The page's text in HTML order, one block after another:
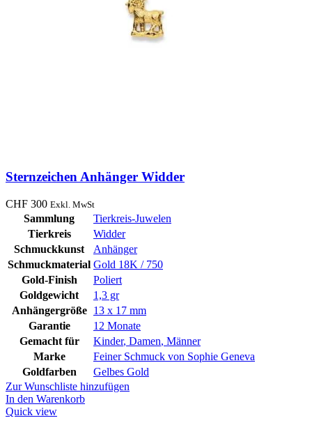
Sternzeichen Anhänger Widder
CHF 300 Exkl. MwSt
Sammlung
Tierkreis-Juwelen
Tierkreis
Widder
Schmuckkunst
Anhänger
Schmuckmaterial Gold 18K / 750
Gold-Finish
Poliert
Goldgewicht
1,3 gr
Anhängergröße
13 x 17 mm
Garantie
12 Monate
Gemacht für
Kinder, Damen, Männer
Marke
Feiner Schmuck von Sophie Geneva
Goldfarben
Gelbes Gold
Zur Wunschliste hinzufügen
In den Warenkorb
Quick view